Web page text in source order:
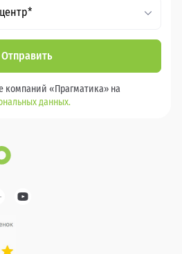
Отправить
компаний «Прагматика» на
данных.